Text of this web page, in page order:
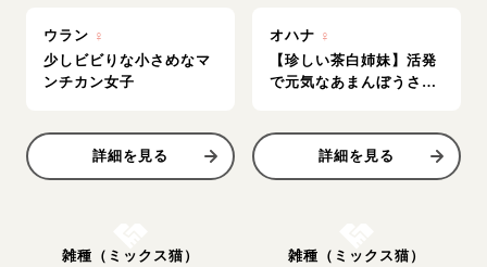
ウラン ♀
少しビビりな小さめなマ
ンチカン女子
詳細を見る
オハナ ♀
【珍しい茶白姉妹】活発
で元気なあまんぼうさん
詳細を見る
雑種（ミックス猫） 雑種（ミックス猫）